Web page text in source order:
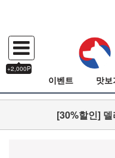
+2,000P
이벤트 맛보
[30%할인]